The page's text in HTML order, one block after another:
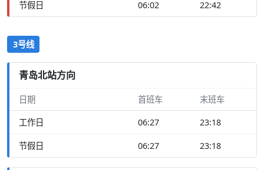
节假日 06:02 22:42
3号线
青岛北站方向
日期 首班车 末班车
工作日 06:27 23:18
节假日 06:27 23:18